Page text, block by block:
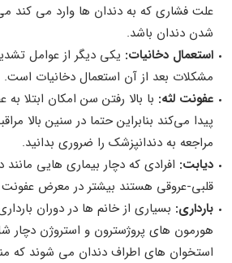
علت فشاری که به دندان‌ ها وارد می کند
شدن دندان باشد.
استعمال دخانیات: یکی دیگر از عوامل
مشکلات بعد از آن استعمال دخانیات است.
عفونت لثه: با بالا رفتن سن امکان ابتلا
پیدا می‌کند بنابراین حتما در سنین بالا
مراجعه به دندانپزشک را ضروری بدانید.
دیابت: افرادی که دچار بیماری هایی
قلبی-عروقی هستند بیشتر در معرض عفونت
بارداری: بسیاری از خانم‌ ها در دوران
هورمون‌ های پروژسترون و استروژن دچار
استخوان‌ های اطراف دندان می‌ شوند که